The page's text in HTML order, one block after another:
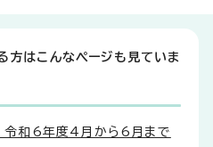
方はこんなページも見ていま
令和6年度4月から6月まで